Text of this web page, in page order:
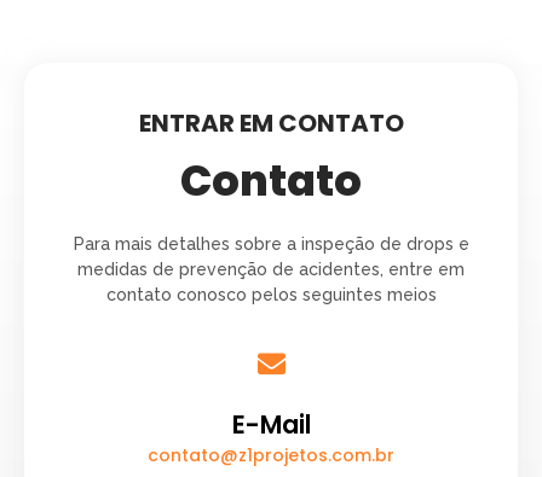
ENTRAR EM CONTATO
Contato
Para mais detalhes sobre a inspeção de drops e
medidas de prevenção de acidentes, entre em
contato conosco pelos seguintes meios
E-Mail
contato@z1projetos.com.br